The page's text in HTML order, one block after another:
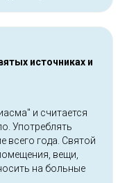
источниках и
и считается
Употреблять
всего года. Святой
вещи,
на больные